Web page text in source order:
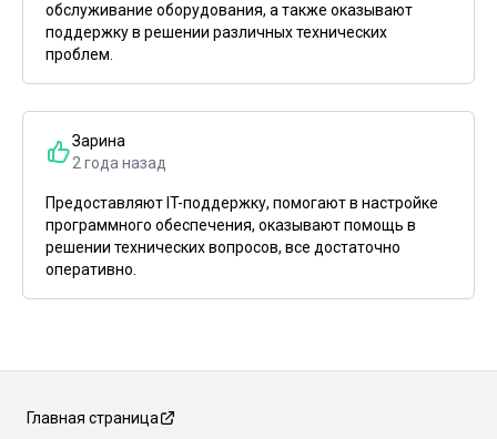
обслуживание оборудования, а также оказывают
поддержку в решении различных технических
проблем.
Зарина
2 года назад
Предоставляют IT-поддержку, помогают в настройке
программного обеспечения, оказывают помощь в
решении технических вопросов, все достаточно
оперативно.
Главная страница